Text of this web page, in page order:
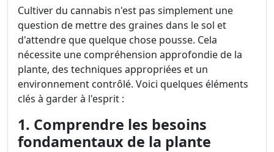
Cultiver du cannabis n'est pas simplement une
question de mettre des graines dans le sol et
d'attendre que quelque chose pousse. Cela
nécessite une compréhension approfondie de la
plante, des techniques appropriées et un
environnement contrôlé. Voici quelques éléments
clés à garder à l'esprit :
1. Comprendre les besoins
fondamentaux de la plante